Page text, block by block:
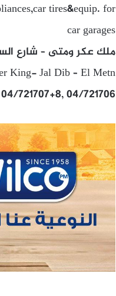
tires&equip. for
car garages
ملك عكر ومتى – شارع
King- Jal Dib – El Metn
721707+8, 04/721706